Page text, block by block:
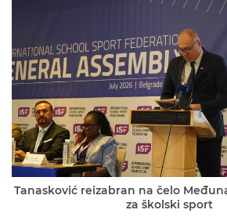
Tanasković reizabran na čelo
za školski sport